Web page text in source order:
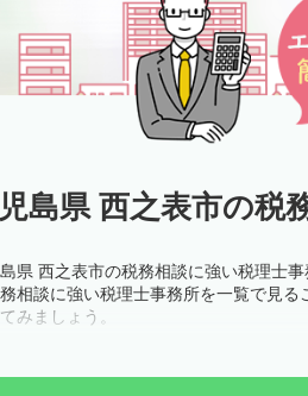
島県 西之表市の税
県 西之表市の税務相談に強い税理士
相談に強い税理士事務所を一覧で見
みましょう。